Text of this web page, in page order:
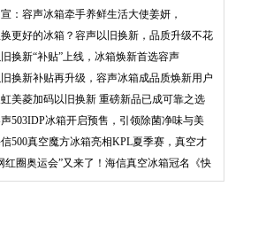
上新
：容声冰箱牵手养鲜生活大使姜妍，
冰
更好的冰箱？容声以旧换新，品质升级不花
旧换新“补贴”上线，冰箱焕新首选容声
旧换新补贴再升级，容声冰箱成品质焕新用户
美菱加码以旧换新 重磅新品已成可靠之选
503IDP冰箱开启预售，引领除菌净味与美
蓄
500真空魔方冰箱亮相KPL夏季赛，真空才
保
红圈奥运会”又来了！海信真空冰箱冠名《快